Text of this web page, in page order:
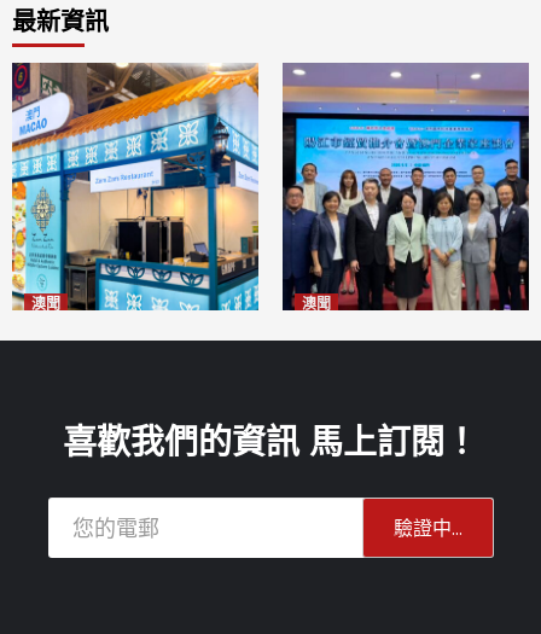
最新資訊
澳聞 澳聞
喜歡我們的資訊 馬上訂閱！